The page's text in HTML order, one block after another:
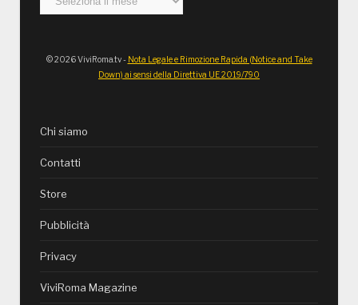
© 2026 ViviRoma.tv - Nota Legale e Rimozione Rapida (Notice and Take
Down) ai sensi della Direttiva UE 2019/790
Chi siamo
Contatti
Store
Pubblicità
Privacy
ViviRoma Magazine